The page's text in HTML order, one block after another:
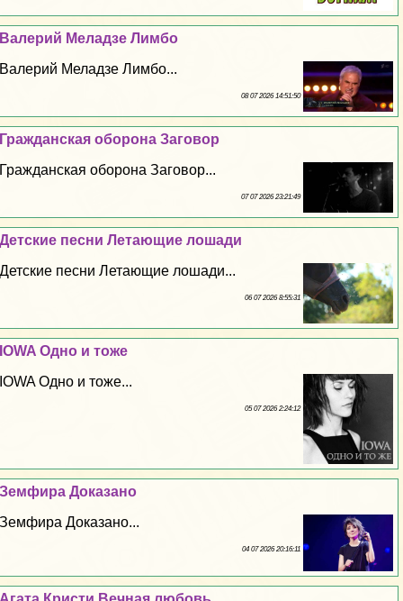
Валерий Меладзе Лимбо
Валерий Меладзе Лимбо...
08 07 2026 14:51:50
Гражданская оборона Заговор
Гражданская оборона Заговор...
07 07 2026 23:21:49
Детские песни Летающие лошади
Детские песни Летающие лошади...
06 07 2026 8:55:31
IOWA Одно и тоже
IOWA Одно и тоже...
05 07 2026 2:24:12
Земфира Доказано
Земфира Доказано...
04 07 2026 20:16:11